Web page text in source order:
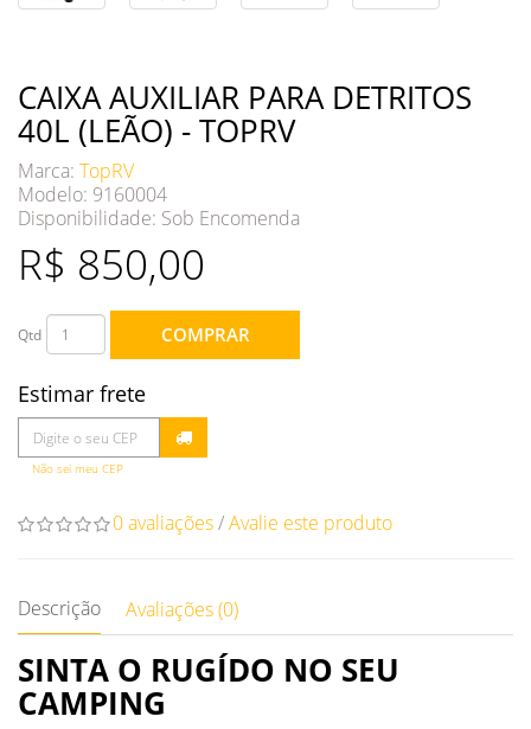
CAIXA AUXILIAR PARA DETRITOS
40L (LEÃO) - TOPRV
Marca: TopRV
Modelo: 9160004
Disponibilidade: Sob Encomenda
R$ 850,00
Qtd COMPRAR
Estimar frete
Não sei meu CEP
0 avaliações/Avalie este produto
Descrição Avaliações (0)
SINTA O RUGÍDO NO SEU
CAMPING